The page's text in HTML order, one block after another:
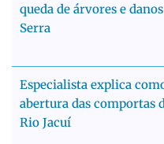
queda de árvores e
Serra
Especialista explica
abertura das comportas
Rio Jacuí